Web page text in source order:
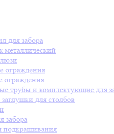
для забора
металлический
ограждения
ограждения
трубы и комплектующие для
для столбов
забора
подкрашивания